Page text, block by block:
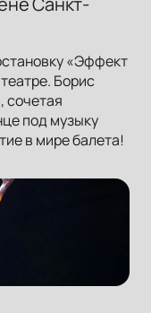
«Эффект
Борис
сочетая
под музыку
в мире балета!